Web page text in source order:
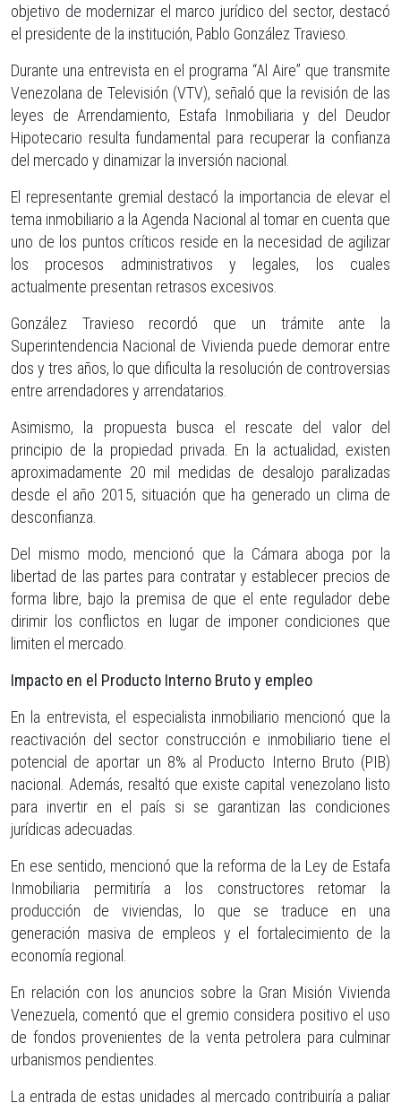
objetivo de modernizar el marco jurídico del sector, destacó
el presidente de la institución, Pablo González Travieso.
Durante una entrevista en el programa “Al Aire” que transmite
Venezolana de Televisión (VTV), señaló que la revisión de las
leyes de Arrendamiento, Estafa Inmobiliaria y del Deudor
Hipotecario resulta fundamental para recuperar la confianza
del mercado y dinamizar la inversión nacional.
El representante gremial destacó la importancia de elevar el
tema inmobiliario a la Agenda Nacional al tomar en cuenta que
uno de los puntos críticos reside en la necesidad de agilizar
los procesos administrativos y legales, los cuales
actualmente presentan retrasos excesivos.
González Travieso recordó que un trámite ante la
Superintendencia Nacional de Vivienda puede demorar entre
dos y tres años, lo que dificulta la resolución de controversias
entre arrendadores y arrendatarios.
Asimismo, la propuesta busca el rescate del valor del
principio de la propiedad privada. En la actualidad, existen
aproximadamente 20 mil medidas de desalojo paralizadas
desde el año 2015, situación que ha generado un clima de
desconfianza.
Del mismo modo, mencionó que la Cámara aboga por la
libertad de las partes para contratar y establecer precios de
forma libre, bajo la premisa de que el ente regulador debe
dirimir los conflictos en lugar de imponer condiciones que
limiten el mercado.
Impacto en el Producto Interno Bruto y empleo
En la entrevista, el especialista inmobiliario mencionó que la
reactivación del sector construcción e inmobiliario tiene el
potencial de aportar un 8% al Producto Interno Bruto (PIB)
nacional. Además, resaltó que existe capital venezolano listo
para invertir en el país si se garantizan las condiciones
jurídicas adecuadas.
En ese sentido, mencionó que la reforma de la Ley de Estafa
Inmobiliaria permitiría a los constructores retomar la
producción de viviendas, lo que se traduce en una
generación masiva de empleos y el fortalecimiento de la
economía regional.
En relación con los anuncios sobre la Gran Misión Vivienda
Venezuela, comentó que el gremio considera positivo el uso
de fondos provenientes de la venta petrolera para culminar
urbanismos pendientes.
La entrada de estas unidades al mercado contribuiría a paliar